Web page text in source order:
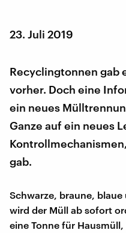
23. Juli 2019
Recyclingtonnen gab
vorher. Doch eine
ein neues
Ganze auf ein neues
gab.
Schwarze, braune,
wird der Müll ab sofort
eine Tonne für